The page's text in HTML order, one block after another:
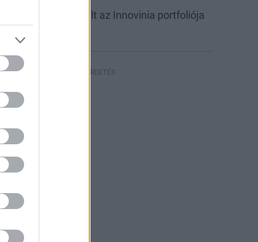
csarnokkal bővült az Innovinia portfoliója
HIRDETÉS